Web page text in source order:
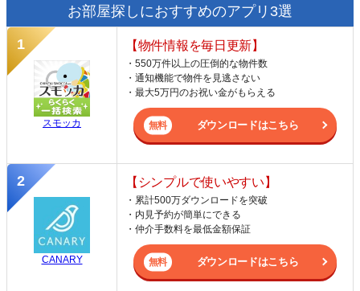
お部屋探しにおすすめのアプリ3選
スモッカ
【物件情報を毎日更新】
・550万件以上の圧倒的な物件数
・通知機能で物件を見逃さない
・最大5万円のお祝い金がもらえる
ダウンロードはこちら
CANARY
【シンプルで使いやすい】
・累計500万ダウンロードを突破
・内見予約が簡単にできる
・仲介手数料を最低金額保証
ダウンロードはこちら